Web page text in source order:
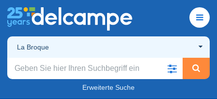
La Broque
Erweiterte Suche